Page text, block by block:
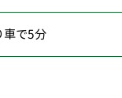
車で5分